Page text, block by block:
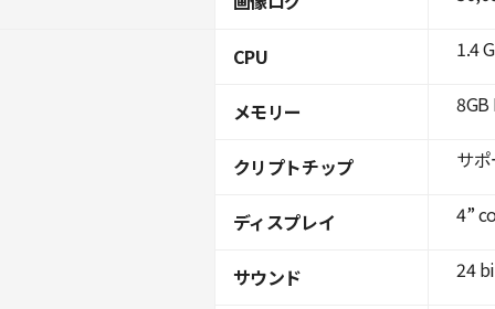
CPU
メモリー
クリプトチップ
ディスプレイ
サウンド
1.4
8GB
サ
4”
24